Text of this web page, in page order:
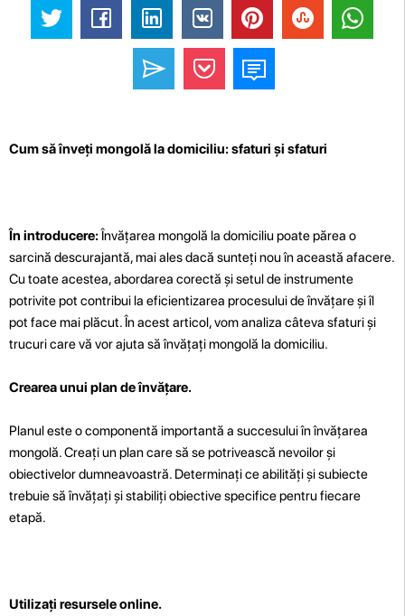
Cum să înveți mongolă la domiciliu: sfaturi și sfaturi
În introducere:Învățarea mongolă la domiciliu poate părea o
sarcină descurajantă, mai ales dacă sunteți nou în această afacere.
Cu toate acestea, abordarea corectă și setul de instrumente
potrivite pot contribui la eficientizarea procesului de învățare și îl
pot face mai plăcut. În acest articol, vom analiza câteva sfaturi și
trucuri care vă vor ajuta să învățați mongolă la domiciliu.
Crearea unui plan de învățare.
Planul este o componentă importantă a succesului în învățarea
mongolă. Creați un plan care să se potrivească nevoilor și
obiectivelor dumneavoastră. Determinați ce abilități și subiecte
trebuie să învățați și stabiliți obiective specifice pentru fiecare
etapă.
Utilizați resursele online.